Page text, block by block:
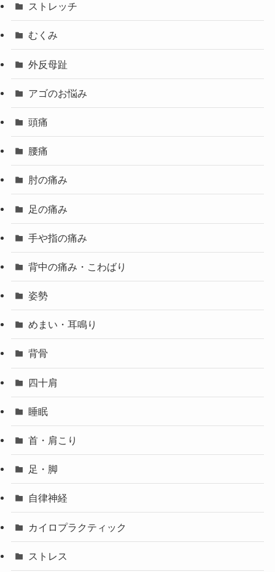
ストレッチ
むくみ
外反母趾
アゴのお悩み
頭痛
腰痛
肘の痛み
足の痛み
手や指の痛み
背中の痛み・こわばり
姿勢
めまい・耳鳴り
背骨
四十肩
睡眠
首・肩こり
足・脚
自律神経
カイロプラクティック
ストレス